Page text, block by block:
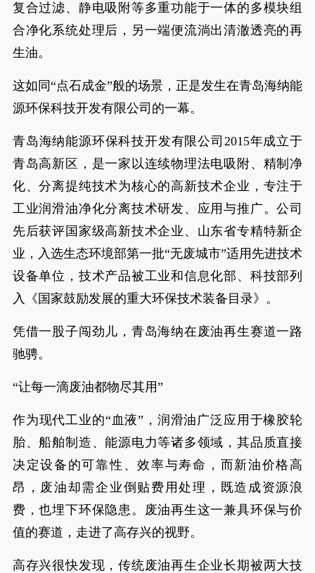
复合过滤、静电吸附等多重功能于一体的多模块组
合净化系统处理后，另一端便流淌出清澈透亮的再
生油。
这如同“点石成金”般的场景，正是发生在青岛海纳能
源环保科技开发有限公司的一幕。
青岛海纳能源环保科技开发有限公司2015年成立于
青岛高新区，是一家以连续物理法电吸附、精制净
化、分离提纯技术为核心的高新技术企业，专注于
工业润滑油净化分离技术研发、应用与推广。公司
先后获评国家级高新技术企业、山东省专精特新企
业，入选生态环境部第一批“无废城市”适用先进技术
设备单位，技术产品被工业和信息化部、科技部列
入《国家鼓励发展的重大环保技术装备目录》。
凭借一股子闯劲儿，青岛海纳在废油再生赛道一路
驰骋。
“让每一滴废油都物尽其用”
作为现代工业的“血液”，润滑油广泛应用于橡胶轮
胎、船舶制造、能源电力等诸多领域，其品质直接
决定设备的可靠性、效率与寿命，而新油价格高
昂，废油却需企业倒贴费用处理，既造成资源浪
费，也埋下环保隐患。废油再生这一兼具环保与价
值的赛道，走进了高存兴的视野。
高存兴很快发现，传统废油再生企业长期被两大技